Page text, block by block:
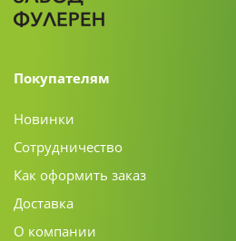
Покупателям
Новинки
Сотрудничество
Как оформить заказ
Доставка
О компании